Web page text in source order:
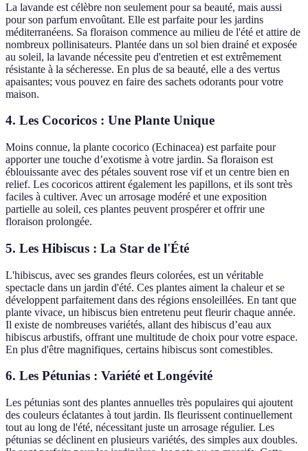
La lavande est célèbre non seulement pour sa beauté, mais aussi
pour son parfum envoûtant. Elle est parfaite pour les jardins
méditerranéens. Sa floraison commence au milieu de l'été et attire de
nombreux pollinisateurs. Plantée dans un sol bien drainé et exposée
au soleil, la lavande nécessite peu d'entretien et est extrêmement
résistante à la sécheresse. En plus de sa beauté, elle a des vertus
apaisantes; vous pouvez en faire des sachets odorants pour votre
maison.
4. Les Cocoricos : Une Plante Unique
Moins connue, la plante cocorico (Echinacea) est parfaite pour
apporter une touche d’exotisme à votre jardin. Sa floraison est
éblouissante avec des pétales souvent rose vif et un centre bien en
relief. Les cocoricos attirent également les papillons, et ils sont très
faciles à cultiver. Avec un arrosage modéré et une exposition
partielle au soleil, ces plantes peuvent prospérer et offrir une
floraison prolongée.
5. Les Hibiscus : La Star de l'Été
L'hibiscus, avec ses grandes fleurs colorées, est un véritable
spectacle dans un jardin d'été. Ces plantes aiment la chaleur et se
développent parfaitement dans des régions ensoleillées. En tant que
plante vivace, un hibiscus bien entretenu peut fleurir chaque année.
Il existe de nombreuses variétés, allant des hibiscus d’eau aux
hibiscus arbustifs, offrant une multitude de choix pour votre espace.
En plus d'être magnifiques, certains hibiscus sont comestibles.
6. Les Pétunias : Variété et Longévité
Les pétunias sont des plantes annuelles très populaires qui ajoutent
des couleurs éclatantes à tout jardin. Ils fleurissent continuellement
tout au long de l'été, nécessitant juste un arrosage régulier. Les
pétunias se déclinent en plusieurs variétés, des simples aux doubles.